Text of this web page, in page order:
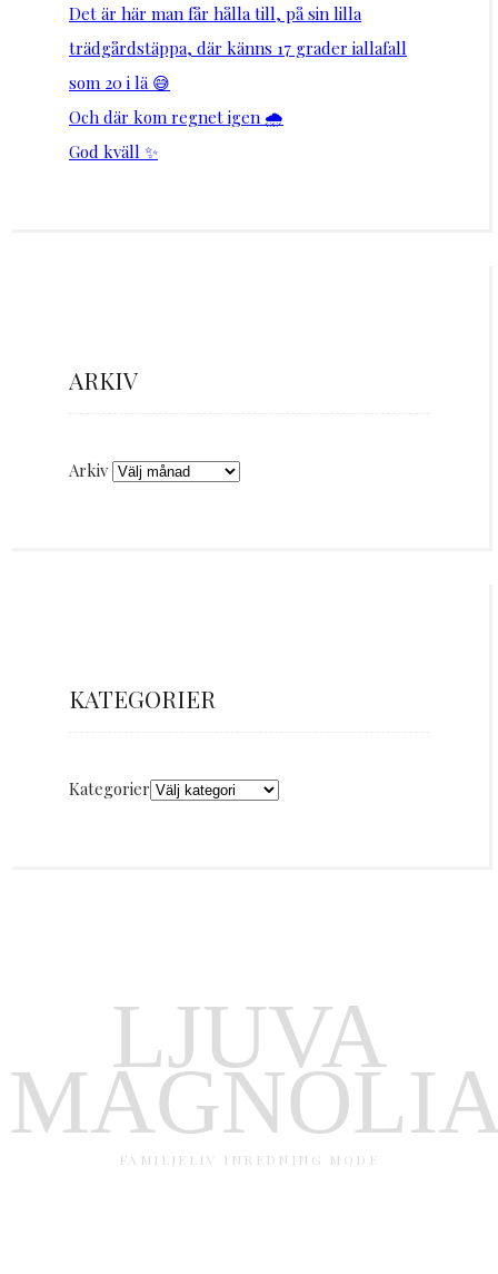
Det är här man får hålla till, på sin lilla
trädgårdstäppa, där känns 17 grader iallafall
som 20 i lä 😅
Och där kom regnet igen 🌧️
God kväll ✨
ARKIV
Arkiv
KATEGORIER
Kategorier
LJUVA
FAMILJELIV INREDNING MODE